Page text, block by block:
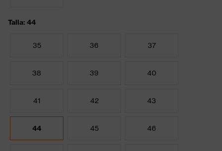
Talla: 44
35 36 37
38 39 40
41 42 43
44 45 46